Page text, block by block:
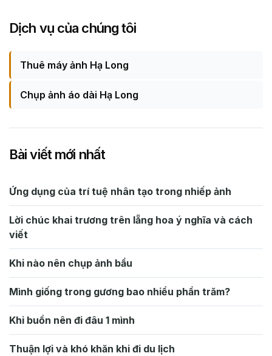
Dịch vụ của chúng tôi
Thuê máy ảnh Hạ Long
Chụp ảnh áo dài Hạ Long
Bài viết mới nhất
Ứng dụng của trí tuệ nhân tạo trong nhiếp ảnh
Lời chúc khai trương trên lẵng hoa ý nghĩa và cách
viết
Khi nào nên chụp ảnh bầu
Mình giống trong gương bao nhiều phần trăm?
Khi buồn nên đi đâu 1 mình
Thuận lợi và khó khăn khi đi du lịch